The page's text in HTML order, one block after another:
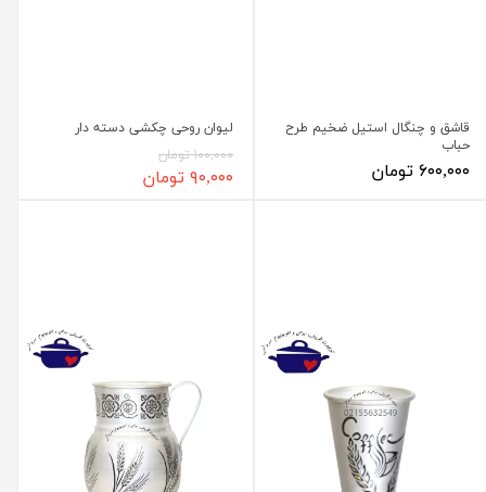
قاشق و چنگال استیل ضخیم طرح
حباب
۶۰۰,۰۰۰ تومان
لیوان روحی چکشی دسته دار
۱۰۰,۰۰۰ تومان
۹۰,۰۰۰ تومان